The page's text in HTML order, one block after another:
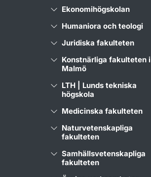
Ekonomihögskolan
Humaniora och teologi
Juridiska fakulteten
Konstnärliga fakulteten i
Malmö
LTH | Lunds tekniska
högskola
Medicinska fakulteten
Naturvetenskapliga
fakulteten
Samhällsvetenskapliga
fakulteten